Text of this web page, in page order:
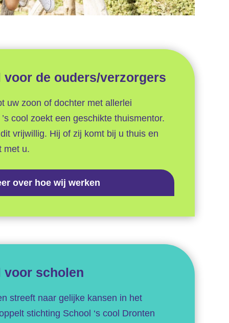
voor de ouders/verzorgers
uw zoon of dochter met allerlei
cool zoekt een geschikte thuismentor.
vrijwillig. Hij of zij komt bij u thuis en
met u.
over hoe wij werken
voor scholen
streeft naar gelijke kansen in het
stichting School ‘s cool Dronten